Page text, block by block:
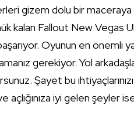
gizem dolu bir maceraya
kalan Fallout New
Oyunun en önemli
gerekiyor. Yol
Şayet bu
açlığınıza iyi gelen şeyler